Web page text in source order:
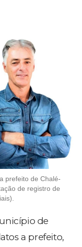
prefeito de Chalé-
de registro de
de
a prefeito,